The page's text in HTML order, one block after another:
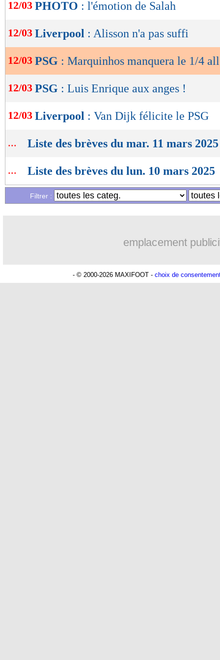
OK
12/03 PHOTO : l'émotion de Salah
12/03 Liverpool : Alisson n'a pas suffi
12/03 PSG : Marquinhos manquera le 1/4
12/03 PSG : Luis Enrique aux anges !
12/03 Liverpool : Van Dijk félicite le PSG
... Liste des brèves du mar. 11 mars 2025
... Liste des brèves du lun. 10 mars 2025
Filtrer :
emplacement
- © 2000-2026 MAXIFOOT - choix de